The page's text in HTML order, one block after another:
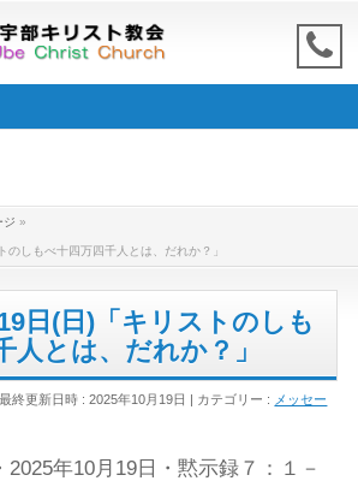
ジ »
しもべ十四万四千人とは、だれか？」
日(日)「キリストのしも
人とは、だれか？」
最終更新日時 : 2025年10月19日 カテゴリー : メッセー
2025年10月 19 日・黙示録７：１－